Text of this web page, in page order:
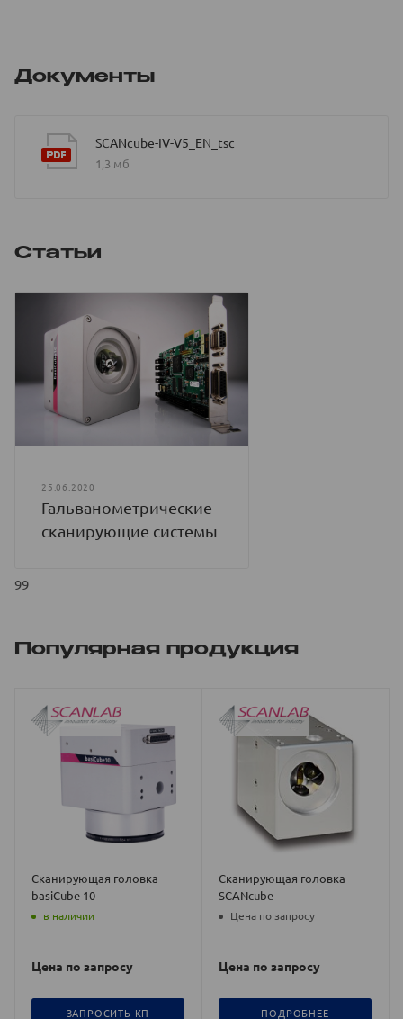
Документы
SCANcube-IV-V5_EN_tsc
1,3 мб
Статьи
25.06.2020
Гальванометрические
сканирующие системы
99
Популярная продукция
Сканирующая головка
basiCube 10
в наличии
Цена по запросу
ЗАПРОСИТЬ КП
Сканирующая головка
SCANcube
Цена по запросу
Цена по запросу
ПОДРОБНЕЕ